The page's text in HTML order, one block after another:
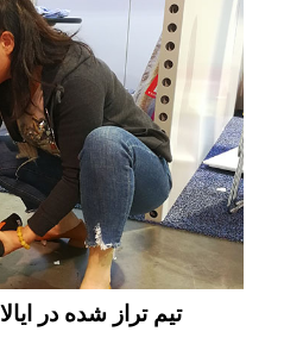
تیم تراز شده در